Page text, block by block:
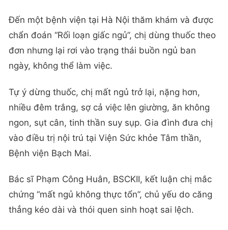
Đến một bệnh viện tại Hà Nội thăm khám và được
chẩn đoán “Rối loạn giấc ngủ”, chị dùng thuốc theo
đơn nhưng lại rơi vào trạng thái buồn ngủ ban
ngày, không thể làm việc.
Tự ý dừng thuốc, chị mất ngủ trở lại, nặng hơn,
nhiều đêm trắng, sợ cả việc lên giường, ăn không
ngon, sụt cân, tinh thần suy sụp. Gia đình đưa chị
vào điều trị nội trú tại Viện Sức khỏe Tâm thần,
Bệnh viện Bạch Mai.
Bác sĩ Phạm Công Huân, BSCKII, kết luận chị mắc
chứng “mất ngủ không thực tổn”, chủ yếu do căng
thẳng kéo dài và thói quen sinh hoạt sai lệch.